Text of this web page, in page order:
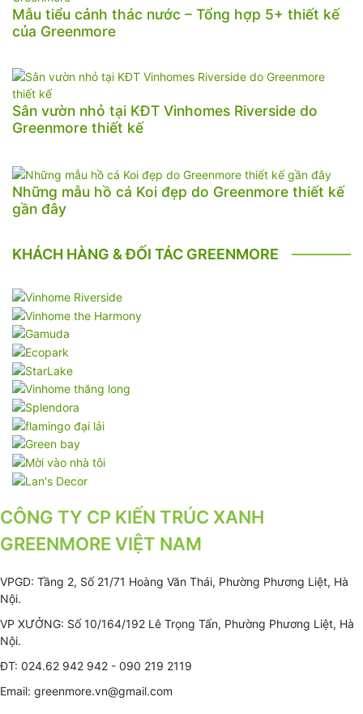
Mẫu tiểu cảnh thác nước – Tổng hợp 5+ thiết kế
của Greenmore
Sân vườn nhỏ tại KĐT Vinhomes Riverside do
Greenmore thiết kế
Những mẫu hồ cá Koi đẹp do Greenmore thiết kế
gần đây
KHÁCH HÀNG & ĐỐI TÁC GREENMORE
CÔNG TY CP KIẾN TRÚC XANH
GREENMORE VIỆT NAM
VPGD: Tầng 2, Số 21/71 Hoàng Văn Thái, Phường Phương Liệt, Hà
Nội.
VP XƯỞNG: Số 10/164/192 Lê Trọng Tấn, Phường Phương Liệt, Hà
Nội.
ĐT: 024.62 942 942 - 090 219 2119
Email: greenmore.vn@gmail.com